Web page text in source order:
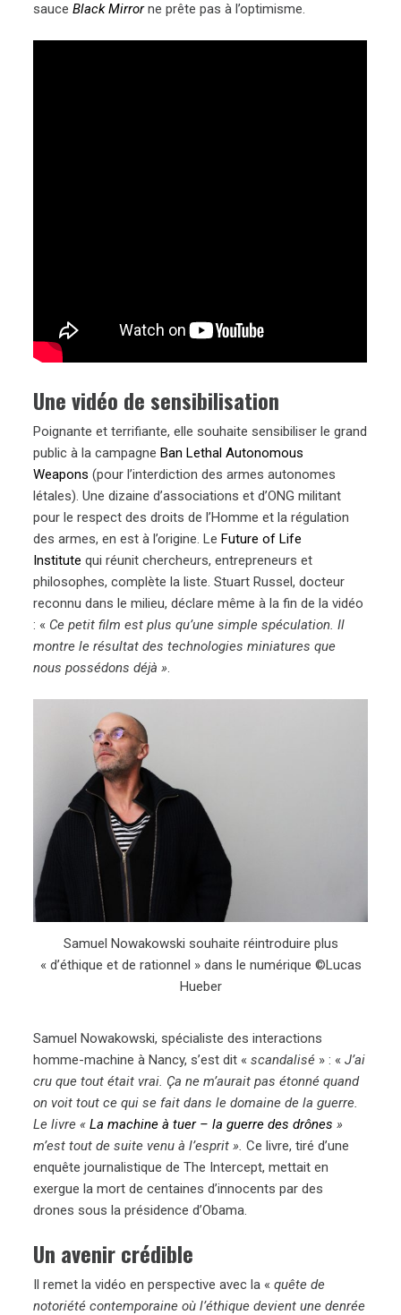
sauceBlack Mirror ne prête pas à l’optimisme.
Une vidéo de sensibilisation
Poignante et terrifiante, elle souhaite sensibiliser le grand
public à la campagne Ban Lethal Autonomous
Weapons (pour l’interdiction des armes autonomes
létales). Une dizaine d’associations et d’ONG militant
pour le respect des droits de l’Homme et la régulation
des armes, en est à l’origine. Le Future of Life
Institute qui réunit chercheurs, entrepreneurs et
philosophes, complète la liste. Stuart Russel, docteur
reconnu dans le milieu, déclare même à la fin de la vidéo
: « Ce petit film est plus qu’une simple spéculation. Il
montre le résultat des technologies miniatures que
nous possédons déjà ».
Samuel Nowakowski souhaite réintroduire plus
« d’éthique et de rationnel » dans le numérique ©Lucas
Hueber
Samuel Nowakowski, spécialiste des interactions
homme-machine à Nancy, s’est dit «scandalisé » : «J’ai
cru que tout était vrai. Ça ne m’aurait pas étonné quand
on voit tout ce qui se fait dans le domaine de la guerre.
Le livre «La machine à tuer – la guerre des drônes »
m’est tout de suite venu à l’esprit ».Ce livre, tiré d’une
enquête journalistique de The Intercept, mettait en
exergue la mort de centaines d’innocents par des
drones sous la présidence d’Obama.
Un avenir crédible
Il remet la vidéo en perspective avec la «quête de
notoriété contemporaine où l’éthique devient une denrée